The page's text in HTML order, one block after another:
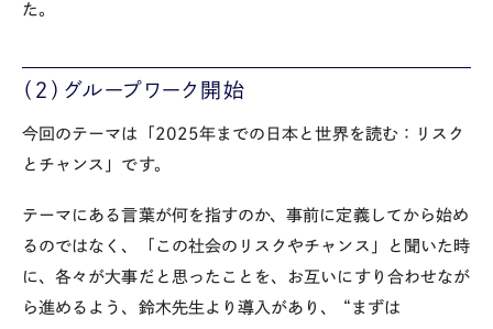
た。
（２）グループワーク開始
今回のテーマは「2025年までの日本と世界を読む：リスク
とチャンス」です。
テーマにある言葉が何を指すのか、事前に定義してから始め
るのではなく、「この社会のリスクやチャンス」と聞いた時
に、各々が大事だと思ったことを、お互いにすり合わせなが
ら進めるよう、鈴木先生より導入があり、 “まずは